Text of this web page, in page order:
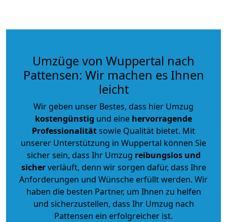
Umzüge von Wuppertal nach
Pattensen: Wir machen es Ihnen
leicht
Wir geben unser Bestes, dass hier Umzug
kostengünstig und eine hervorragende
Professionalitätsowie Qualität bietet. Mit
unserer Unterstützung in Wuppertal können Sie
sicher sein, dass Ihr Umzug reibungslos und
sicherverläuft, denn wir sorgen dafür, dass Ihre
Anforderungen und Wünsche erfüllt werden. Wir
haben die besten Partner, um Ihnen zu helfen
und sicherzustellen, dass Ihr Umzug nach
Pattensen ein erfolgreicher ist.